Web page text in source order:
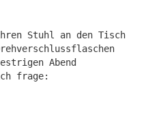
Stuhl an den Tisch
Abend
frage: